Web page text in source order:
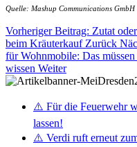
Quelle: Mashup Communications GmbH
Vorheriger Beitrag: Zutat
beim Kräuterkauf Zurück
für Wohnmobile: Das
wissen Weiter
⚠️ Für die Feuerwehr
lassen!
⚠️ Verdi ruft erneut